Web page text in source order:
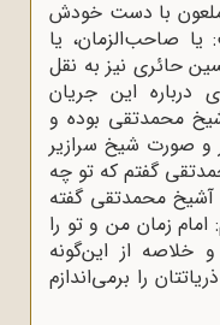
با دست‌ خودش‌
صاحب‌الزمان‌، یا
حائری نیز به نقل
این جریان
محمدتقی بوده و
و صورت شیخ سرازیر
گفتم که تو چه
محمدتقی گفته
زمان من و تو را
خلاصه از این‌گونه
را برمی‌اندازم